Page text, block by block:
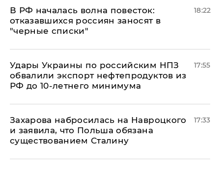
​В РФ началась волна повесток:
отказавшихся россиян заносят в
"черные списки"
18:22
Удары Украины по российским НПЗ
обвалили экспорт нефтепродуктов из
РФ до 10-летнего минимума
17:55
​Захарова набросилась на Навроцкого
и заявила, что Польша обязана
существованием Сталину
17:33